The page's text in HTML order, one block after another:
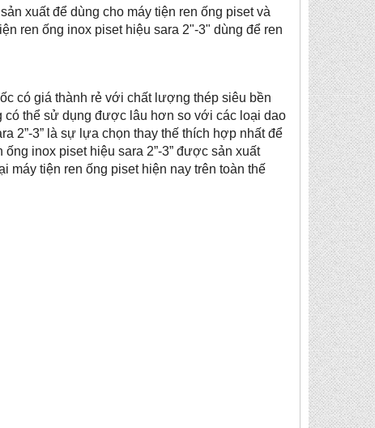
xuất để dùng cho máy tiện ren ống piset và
ren ống inox piset hiệu sara 2"-3" dùng để ren
có giá thành rẻ với chất lượng thép siêu bền
thể sử dụng được lâu hơn so với các loại dao
2”-3” là sự lựa chọn thay thế thích hợp nhất để
inox piset hiệu sara 2”-3” được sản xuất
máy tiện ren ống piset hiện nay trên toàn thế